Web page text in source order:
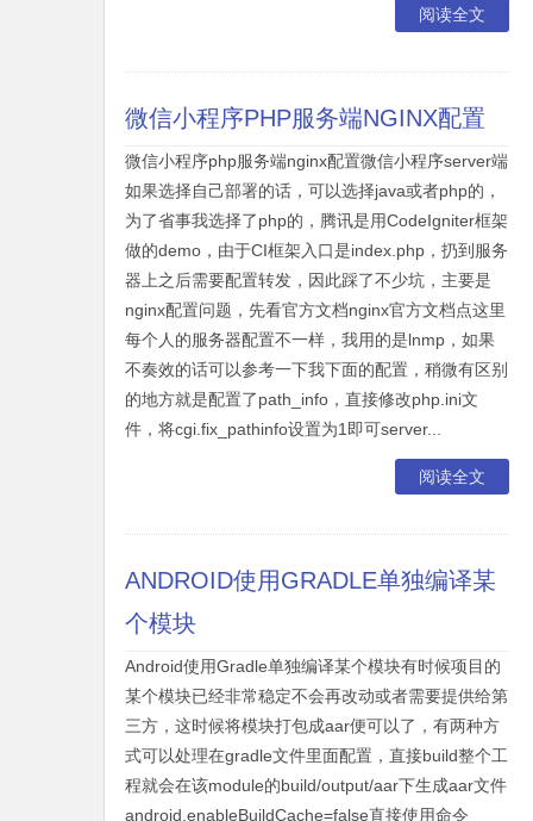
阅读全文
微信小程序PHP服务端NGINX配置
微信小程序php服务端nginx配置微信小程序server端
如果选择自己部署的话，可以选择java或者php的，
为了省事我选择了php的，腾讯是用CodeIgniter框架
做的demo，由于CI框架入口是index.php，扔到服务
器上之后需要配置转发，因此踩了不少坑，主要是
nginx配置问题，先看官方文档nginx官方文档点这里
每个人的服务器配置不一样，我用的是lnmp，如果
不奏效的话可以参考一下我下面的配置，稍微有区别
的地方就是配置了path_info，直接修改php.ini文
件，将cgi.fix_pathinfo设置为1即可server...
阅读全文
ANDROID使用GRADLE单独编译某
个模块
Android使用Gradle单独编译某个模块有时候项目的
某个模块已经非常稳定不会再改动或者需要提供给第
三方，这时候将模块打包成aar便可以了，有两种方
式可以处理在gradle文件里面配置，直接build整个工
程就会在该module的build/output/aar下生成aar文件
android.enableBuildCache=false直接使用命令